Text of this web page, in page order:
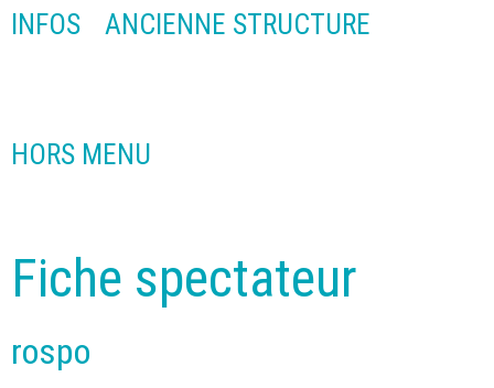
INFOS ANCIENNE STRUCTURE
HORS MENU
Fiche spectateur
rospo